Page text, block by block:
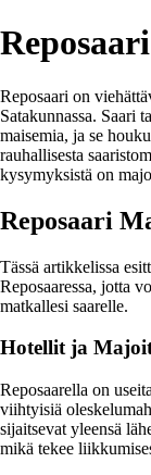
Reposaari on
Satakunnassa. Saari
maisemia, ja se
rauhallisesta
kysymyksistä on
Reposaari
Tässä artikkelissa
Reposaaressa, jotta
matkallesi saarelle.
Hotellit ja
Reposaarella on
viihtyisiä
sijaitsevat yleensä
mikä tekee